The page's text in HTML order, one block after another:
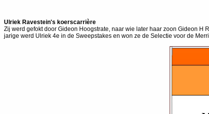
Ulriek Ravestein's koerscarrière
Zij werd gefokt door Gideon Hoogstrate, naar wie later haar zoon Gideon
jarige werd Ulriek 4e in de Sweepstakes en won ze de Selectie voor de